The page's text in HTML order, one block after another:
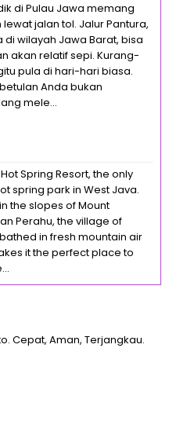
di Pulau Jawa memang
jalan tol. Jalur Pantura,
di wilayah Jawa Barat, bisa
akan relatif sepi. Kurang-
pula di hari-hari biasa.
Anda bukan
mele...
Spring Resort, the only
spring park in West Java.
the slopes of Mount
Perahu, the village of
in fresh mountain air
it the perfect place to
Cepat, Aman, Terjangkau.